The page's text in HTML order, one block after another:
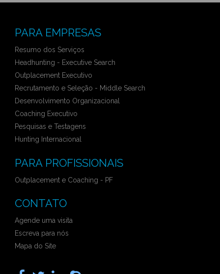
PARA EMPRESAS
Resumo dos Serviços
Headhunting - Executive Search
Outplacement Executivo
Recrutamento e Seleção - Middle Search
Desenvolvimento Organizacional
Coaching Executivo
Pesquisas e Testagens
Hunting Internacional
PARA PROFISSIONAIS
Outplacement e Coaching - PF
CONTATO
Agende uma visita
Escreva para nós
Mapa do Site